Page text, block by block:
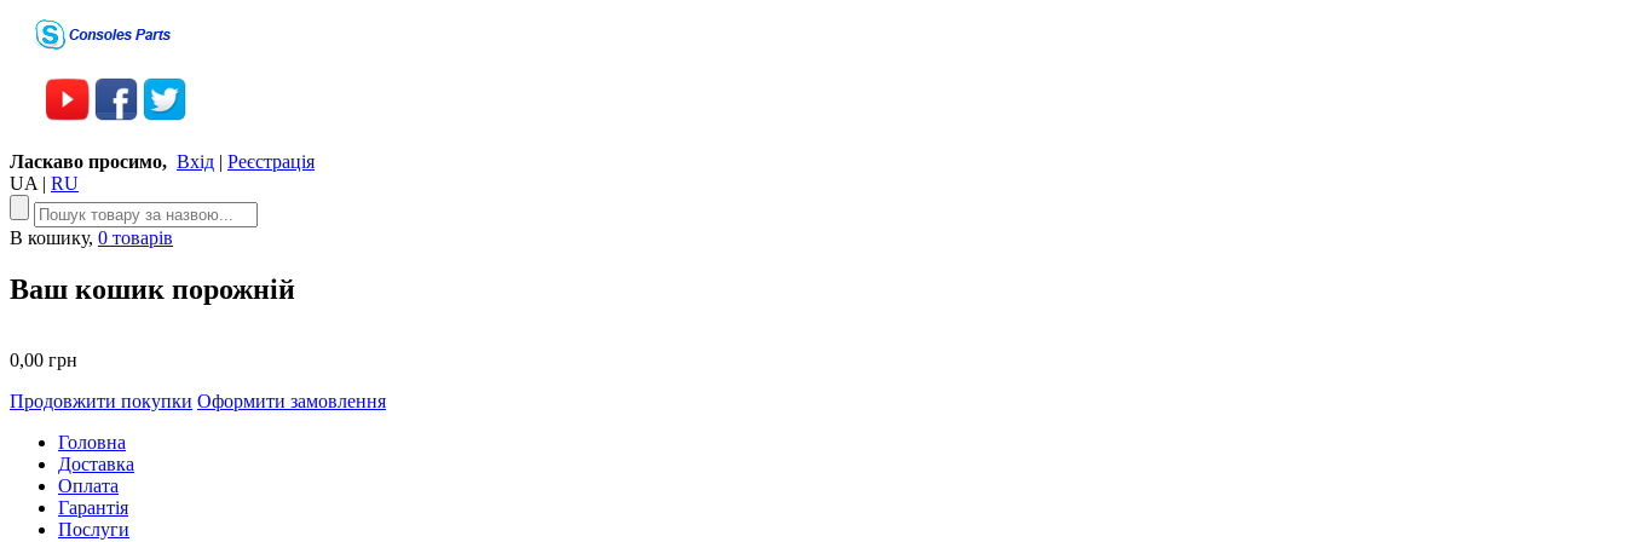
Ласкаво просимо, Вхід | Реєстрація
UA | RU
В кошику, 0 товарів
Ваш кошик порожній
0,00 грн
Продовжити покупки Оформити замовлення
Головна
Доставка
Оплата
Гарантія
Послуги